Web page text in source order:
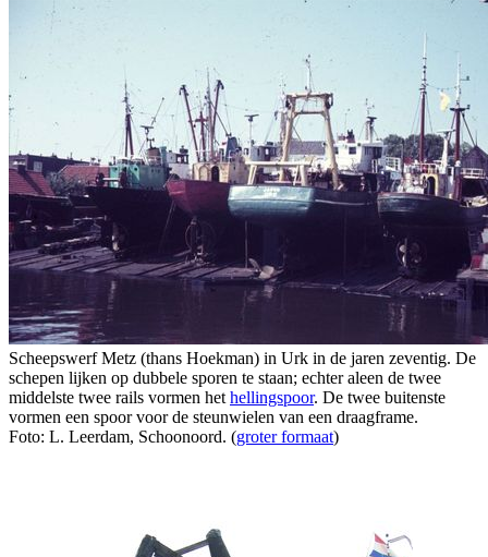
Scheepswerf Metz (thans Hoekman) in Urk in de jaren zeventig. De
schepen lijken op dubbele sporen te staan; echter aleen de twee
middelste twee rails vormen het hellingspoor. De twee buitenste
vormen een spoor voor de steunwielen van een draagframe.
Foto: L. Leerdam, Schoonoord. (groter formaat)